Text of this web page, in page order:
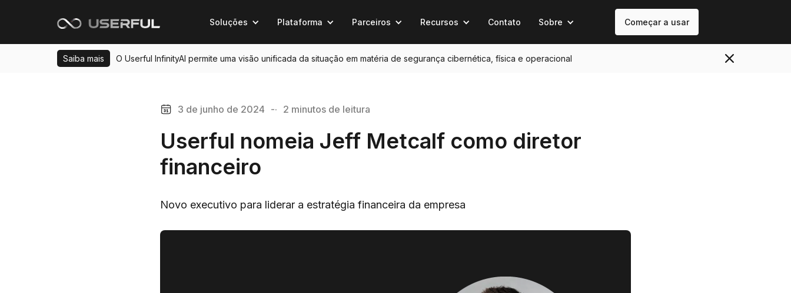
Soluções Plataforma Parceiros Recursos Contato Sobre Começar a usar
Saiba mais O Userful InfinityAI permite uma visão unificada da situação em matéria de segurança cibernética, física e operacional
3 de junho de 2024 -· 2 minutos de leitura
Userful nomeia Jeff Metcalf como diretor
financeiro
Novo executivo para liderar a estratégia financeira da empresa